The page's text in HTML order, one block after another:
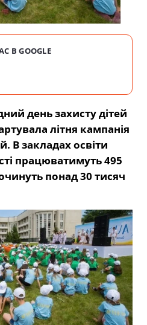
В GOOGLE
день захисту дітей
літня кампанія
В закладах освіти
працюватимуть 495
понад 30 тисяч